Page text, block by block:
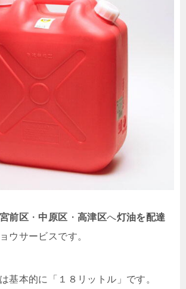
宮前区 ・ 中原区 ・高津区へ灯油を配達
ウサービスです。
基本的に「１８リットル」です。